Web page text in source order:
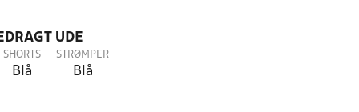
UDE
SHORTS
Blå
STRØMPER
Blå